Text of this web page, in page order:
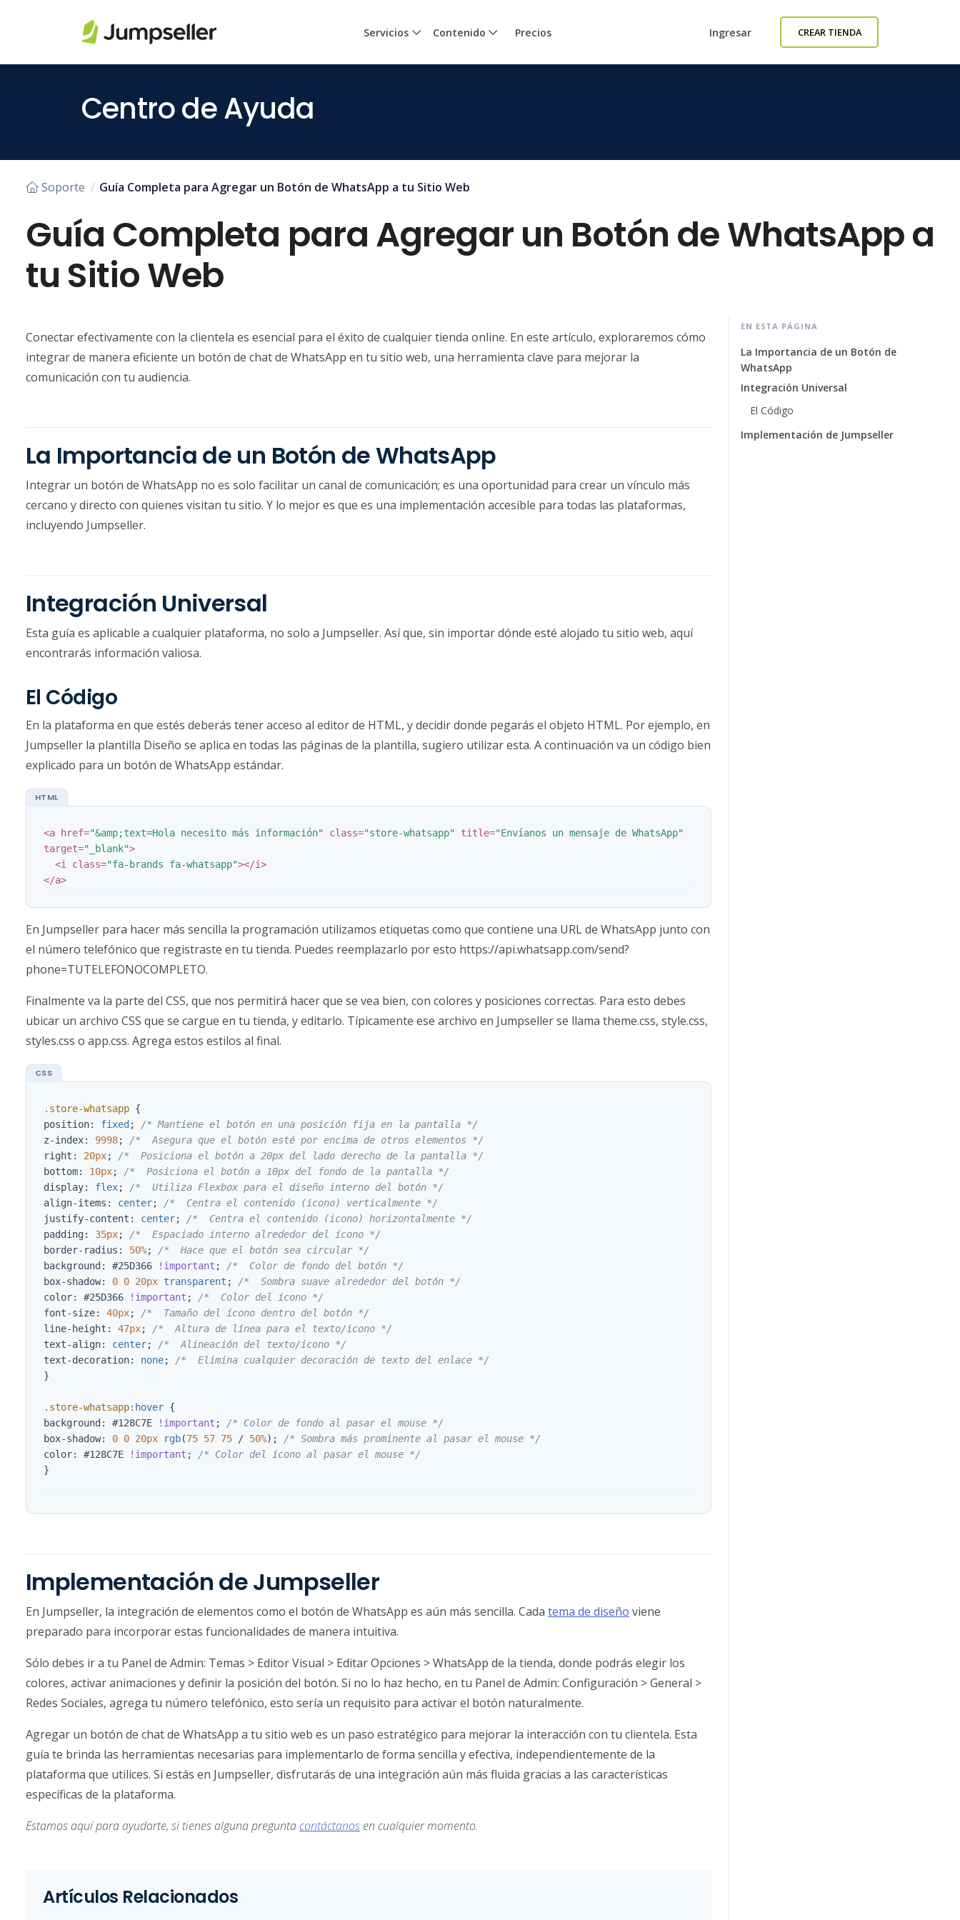
Saltar al contenido principal
Servicios Contenido Precios Ingresar CREAR TIENDA
Centro de Ayuda
Soporte Guía Completa para Agregar un Botón de WhatsApp a tu Sitio Web
Guía Completa para Agregar un Botón de WhatsApp a
tu Sitio Web
Conectar efectivamente con la clientela es esencial para el éxito de cualquier tienda online. En este artículo, exploraremos cómo
integrar de manera eficiente un botón de chat de WhatsApp en tu sitio web, una herramienta clave para mejorar la
comunicación con tu audiencia.
La Importancia de un Botón de WhatsApp
Integrar un botón de WhatsApp no es solo facilitar un canal de comunicación; es una oportunidad para crear un vínculo más
cercano y directo con quienes visitan tu sitio. Y lo mejor es que es una implementación accesible para todas las plataformas,
incluyendo Jumpseller.
Integración Universal
Esta guía es aplicable a cualquier plataforma, no solo a Jumpseller. Así que, sin importar dónde esté alojado tu sitio web, aquí
encontrarás información valiosa.
El Código
En la plataforma en que estés deberás tener acceso al editor de HTML, y decidir donde pegarás el objeto HTML. Por ejemplo, en
Jumpseller la plantilla Diseño se aplica en todas las páginas de la plantilla, sugiero utilizar esta. A continuación va un código bien
explicado para un botón de WhatsApp estándar.
<a href="&amp;text=Hola necesito más información" class="store-whatsapp" title="Envíanos un mensaje de WhatsApp"
target="_blank">
<i class="fa-brands fa-whatsapp"></i>
</a>
En Jumpseller para hacer más sencilla la programación utilizamos etiquetas como que contiene una URL de WhatsApp junto con
el número telefónico que registraste en tu tienda. Puedes reemplazarlo por esto https://api.whatsapp.com/send?
phone=TUTELEFONOCOMPLETO.
Finalmente va la parte del CSS, que nos permitirá hacer que se vea bien, con colores y posiciones correctas. Para esto debes
ubicar un archivo CSS que se cargue en tu tienda, y editarlo. Típicamente ese archivo en Jumpseller se llama theme.css, style.css,
styles.css o app.css. Agrega estos estilos al final.
.store-whatsapp {
position: fixed ;
/* Mantiene el botón en una posición fija en la pantalla */
z-index: 9998;
/*  Asegura que el botón esté por encima de otros elementos */
right : 20px;
/*  Posiciona el botón a 20px del lado derecho de la pantalla */
bottom: 10px;
/*  Posiciona el botón a 10px del fondo de la pantalla */
display: flex;
/*  Utiliza Flexbox para el diseño interno del botón */
align-items : center;
/*  Centra el contenido (icono) verticalmente */
justify-content : center;
/*  Centra el contenido (icono) horizontalmente */
padding: 35px;
/*  Espaciado interno alrededor del ícono */
border-radius : 50%;
/*  Hace que el botón sea circular */
background : #25D366 !important ;
/*  Color de fondo del botón */
box-shadow: 0 0 20px transparent ;
/*  Sombra suave alrededor del botón */
color: #25D366 !important ;
/*  Color del ícono */
font-size: 40px;
/*  Tamaño del ícono dentro del botón */
line-height : 47px;
/*  Altura de línea para el texto/icono */
text-align: center;
/*  Alineación del texto/icono */
text-decoration: none;
/*  Elimina cualquier decoración de texto del enlace */
}
.store-whatsapp:hover {
background : #128C7E !important ;
/* Color de fondo al pasar el mouse */
box-shadow: 0 0 20px rgb(75 57 75 / 50%);
/* Sombra más prominente al pasar el mouse */
color: #128C7E !important ;
/* Color del ícono al pasar el mouse */
}
Implementación de Jumpseller
En Jumpseller, la integración de elementos como el botón de WhatsApp es aún más sencilla. Cada tema de diseño viene
preparado para incorporar estas funcionalidades de manera intuitiva.
Sólo debes ir a tu Panel de Admin: Temas > Editor Visual > Editar Opciones > WhatsApp de la tienda, donde podrás elegir los
colores, activar animaciones y definir la posición del botón. Si no lo haz hecho, en tu Panel de Admin: Configuración > General >
Redes Sociales, agrega tu número telefónico, esto sería un requisito para activar el botón naturalmente.
Agregar un botón de chat de WhatsApp a tu sitio web es un paso estratégico para mejorar la interacción con tu clientela. Esta
guía te brinda las herramientas necesarias para implementarlo de forma sencilla y efectiva, independientemente de la
plataforma que utilices. Si estás en Jumpseller, disfrutarás de una integración aún más fluida gracias a las características
específicas de la plataforma.
Estamos aquí para ayudarte, si tienes alguna preguntacontáctanos en cualquier momento.
Artículos Relacionados
EN ESTA PÁGINA
La Importancia de un Botón de
WhatsApp
Integración Universal
El Código
Implementación de Jumpseller